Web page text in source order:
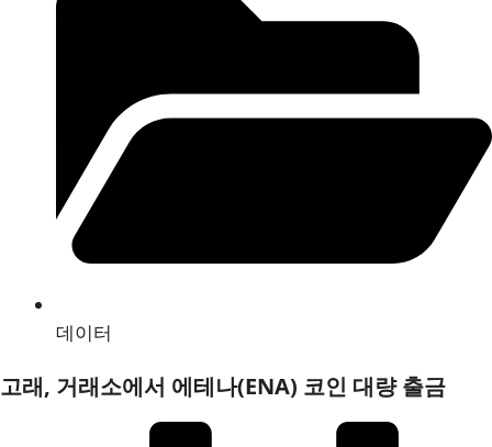
데이터
고래, 거래소에서 에테나(ENA) 코인 대량 출금